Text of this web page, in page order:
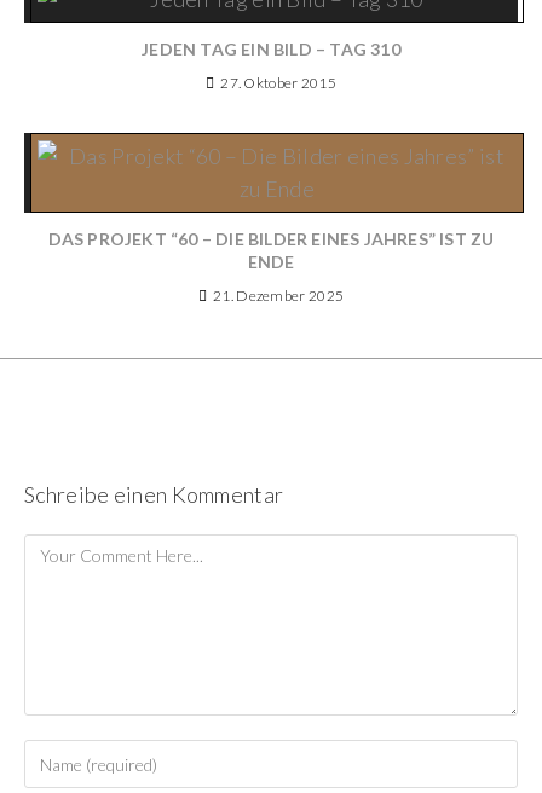
JEDEN TAG EIN BILD – TAG 310
27. Oktober 2015
DAS PROJEKT “60 – DIE BILDER EINES JAHRES” IST ZU
ENDE
21. Dezember 2025
Schreibe einen Kommentar